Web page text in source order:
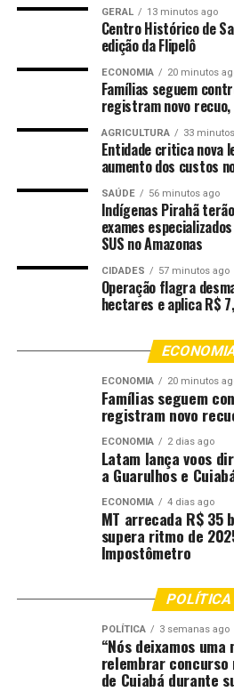
GERAL 13 minutos ago
Centro Histórico de
edição da Flipelô
ECONOMIA 20 minutos
Famílias seguem
registram novo
AGRICULTURA 33
Entidade critica nova
aumento dos custos
SAÚDE 56 minutos ago
Indígenas Pirahã
exames
SUS no Amazonas
CIDADES 57 minutos ago
Operação flagra
hectares e aplica R$
ECONOMIA 20 minutos
Famílias seguem
registram novo
ECONOMIA 2 dias ago
Latam lança voos
a Guarulhos e
ECONOMIA 4 dias ago
MT arrecada R$ 35
supera ritmo de
Impostômetro
POLÍTICA
POLÍTICA 3 semanas ago
“Nós deixamos
relembrar concurso
de Cuiabá durante